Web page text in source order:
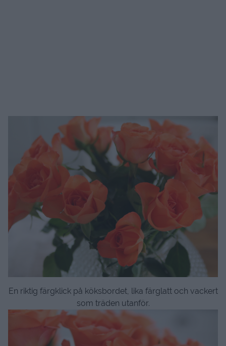
En riktig färgklick på köksbordet, lika färglatt och vackert
som träden utanför.